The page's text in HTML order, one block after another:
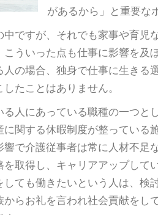
があるから」と重要な
ですが、それでも家事や育児
ういった点も仕事に影響を及
の場合、独身で仕事に生きる
たことはありません。
人にあっている職種の一つと
関する休暇制度が整っている
で介護従事者は常に人材不足
取得し、キャリアアップして
ても働きたいという人は、検
らお礼を言われ社会貢献をし